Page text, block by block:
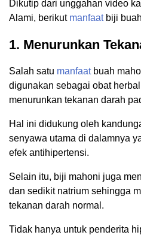
Dikutip dari unggahan video
Alami, berikut manfaatbiji
1. Menurunkan
Salah satu manfaatbuah
digunakan sebagai obat
menurunkan tekanan darah
Hal ini didukung oleh
senyawa utama di dalamnya
efek antihipertensi.
Selain itu, biji mahoni juga
dan sedikit natrium sehingga
tekanan darah normal.
Tidak hanya untuk penderita